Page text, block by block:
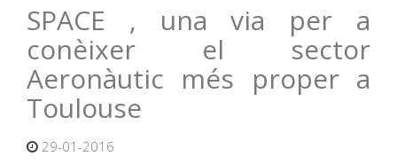
SPACE , una via per a
conèixer el sector
Aeronàutic més proper a
Toulouse
29-01-2016